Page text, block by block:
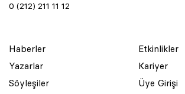
0 (212) 211 11 12
Haberler
Yazarlar
Söyleşiler
Etkinlikler
Kariyer
Üye Girişi